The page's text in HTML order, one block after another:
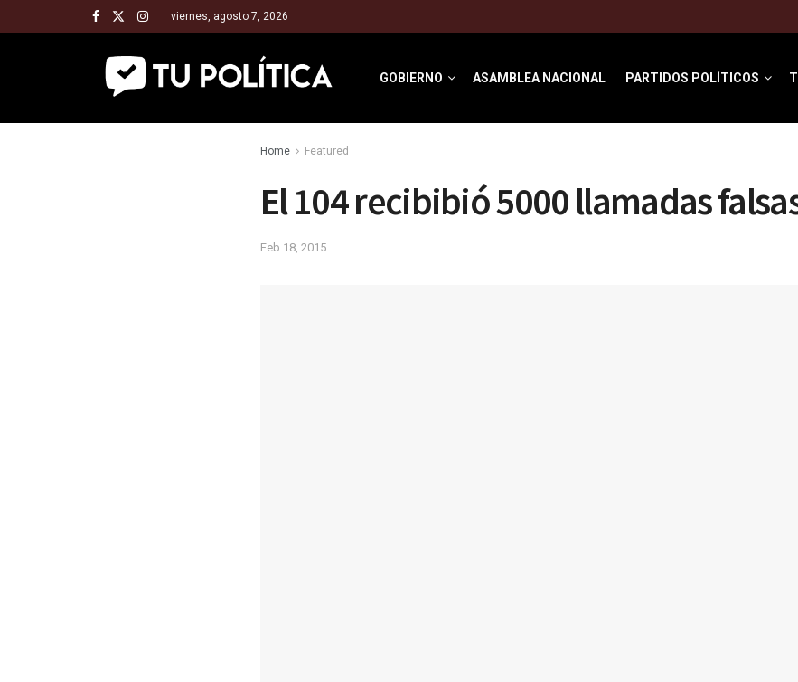
viernes, agosto 7, 2026
GOBIERNO ASAMBLEA NACIONAL PARTIDOS POLÍTICOS
Home Featured
El 104 recibibió 5000 llamadas
Feb 18, 2015